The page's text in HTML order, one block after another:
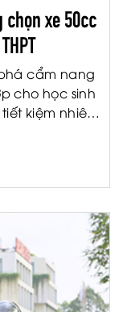
xe 50cc
cẩm nang
cho học sinh
kiệm nhiên